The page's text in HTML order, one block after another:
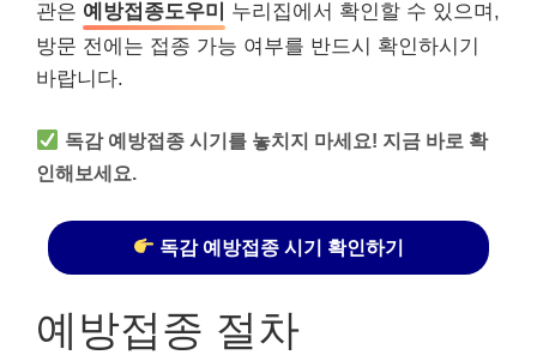
관은 예방접종도우미
누리집에서 확인할 수 있으며,
방문 전에는 접종 가능 여부를 반드시 확인하시기
바랍니다.
독감 예방접종 시기를 놓치지 마세요! 지금 바로 확
인해보세요.
독감 예방접종 시기 확인하기
예방접종 절차